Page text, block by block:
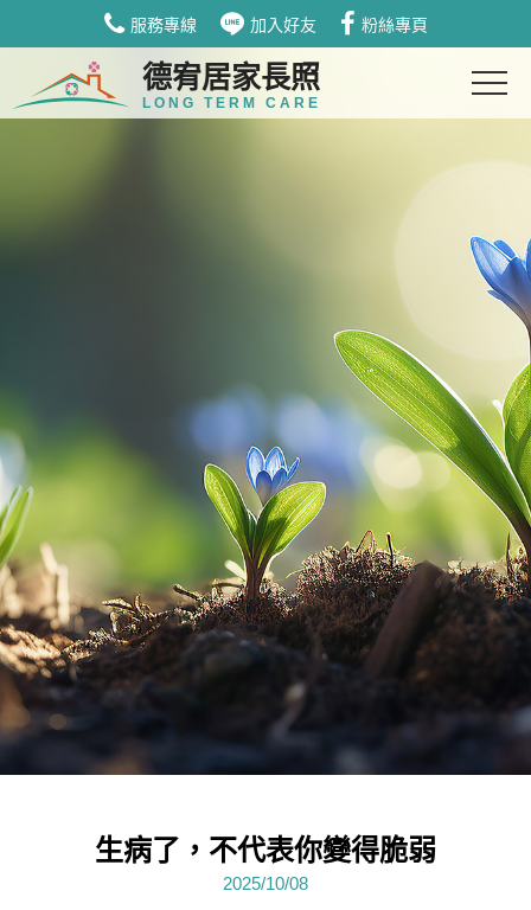
服務專線 加入好友 粉絲專頁
德宥居家長照
LONG TERM CARE
生病了，不代表你變得脆弱
2025/10/08